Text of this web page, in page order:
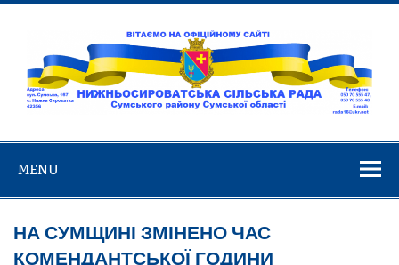
Skip
сільська
MENU
НА СУМЩИНІ ЗМІНЕНО ЧАС
КОМЕНДАНТСЬКОЇ ГОДИНИ